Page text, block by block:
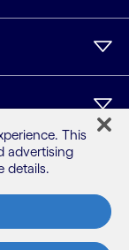
This
advertising
details.